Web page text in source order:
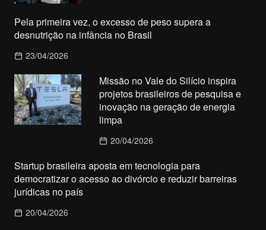
Pela primeira vez, o excesso de peso supera a
desnutrição na infância no Brasil
23/04/2026
Missão no Vale do Silício inspira
projetos brasileiros de pesquisa e
inovação na geração de energia
limpa
20/04/2026
Startup brasileira aposta em tecnologia para
democratizar o acesso ao divórcio e reduzir barreiras
jurídicas no país
20/04/2026